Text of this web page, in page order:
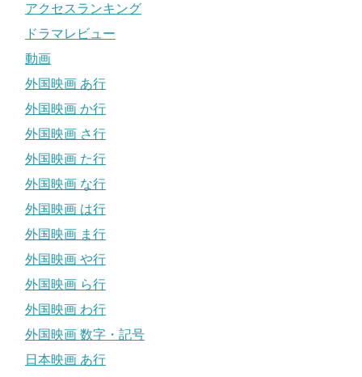
アクセスランキング
ドラマレビュー
動画
外国映画 あ行
外国映画 か行
外国映画 さ行
外国映画 た行
外国映画 な行
外国映画 は行
外国映画 ま行
外国映画 や行
外国映画 ら行
外国映画 わ行
外国映画 数字・記号
日本映画 あ行